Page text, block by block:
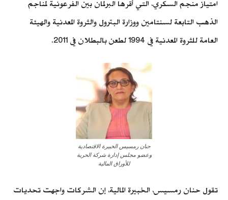
امتياز منجم السكري، التي أقرها البرلمان بين الفرعونية لمناجم
الذهب التابعة لسنتامين ووزارة البترول والثروة المعدنية والهيئة
العامة للثروة المعدنية في 1994 لطعن بالبطلان في 2011.
حنان رمسيس الخبيرة الاقتصادية
وعضو مجلس إدارة شركة الحرية
للأوراق المالية
تقول حنان رمسيس، الخبيرة المالية، إن الشركات واجهت تحديات